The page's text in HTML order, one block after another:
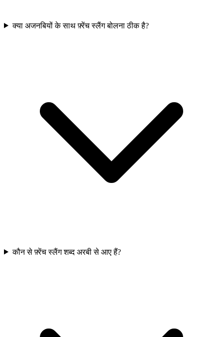
क्या अजनबियों के साथ फ़्रेंच स्लैंग बोलना ठीक है?
कौन से फ़्रेंच स्लैंग शब्द अरबी से आए हैं?